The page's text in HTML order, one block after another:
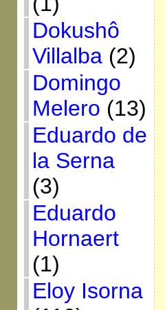
Dokushô
Villalba(2)
Domingo
Melero (13)
Eduardo de
la Serna
(3)
Eduardo
Hornaert
(1)
Eloy Isorna